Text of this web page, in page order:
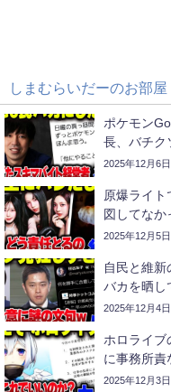
しまむらいだーのお部屋
ポケモン
長、バチク
2025年12月6日
原爆ライ
図してなか
2025年12月5日
自民と維
バカを晒し
2025年12月4日
ホロライブ
に事務所責
2025年12月3日